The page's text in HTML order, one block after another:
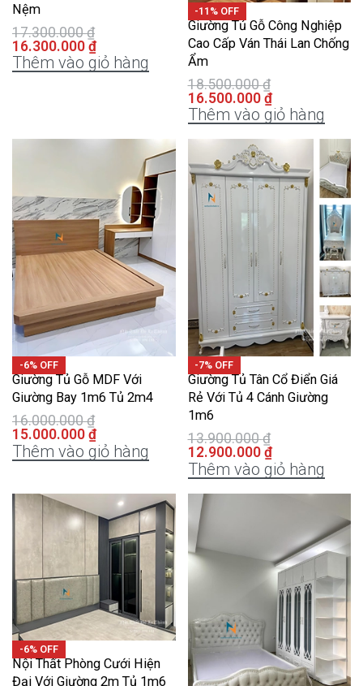
Nệm
17.300.000₫
16.300.000 ₫
Thêm vào giỏ hàng
-11% OFF
Giường Tủ Gỗ Công Nghiệp
Cao Cấp Ván Thái Lan Chống
Ẩm
18.500.000₫
16.500.000 ₫
Thêm vào giỏ hàng
-6% OFF
Giường Tủ Gỗ MDF Với
Giường Bay 1m6 Tủ 2m4
16.000.000₫
15.000.000 ₫
Thêm vào giỏ hàng
-7% OFF
Giường Tủ Tân Cổ Điển Giá
Rẻ Với Tủ 4 Cánh Giường
1m6
13.900.000₫
12.900.000 ₫
Thêm vào giỏ hàng
-6% OFF
Nội Thất Phòng Cưới Hiện
Đại Với Giường 2m Tủ 1m6